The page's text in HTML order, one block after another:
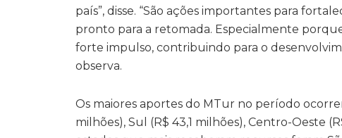
país”, disse. “São ações importantes para
pronto para a retomada. Especialmente
forte impulso, contribuindo para o
observa.
Os maiores aportes do MTur no período
milhões), Sul (R$ 43,1 milhões), Centro-Oeste